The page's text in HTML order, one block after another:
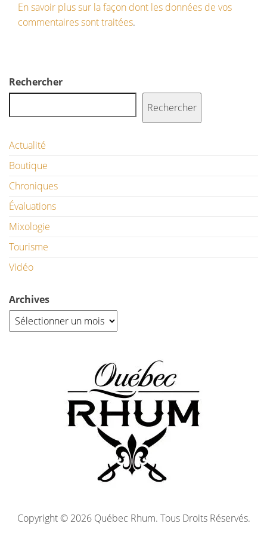
En savoir plus sur la façon dont les données de vos
commentaires sont traitées.
Rechercher
Rechercher
Actualité
Boutique
Chroniques
Évaluations
Mixologie
Tourisme
Vidéo
Archives
Copyright © 2026 Québec Rhum. Tous Droits Réservés.